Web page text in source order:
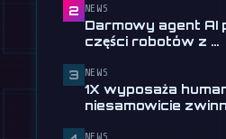
📰1X wyposaża
niesamowicie
24 lipca
🎬EngineAI T800:
Terminator trafia
24 lipca
2 NEWS
Darmowy agent AI
części robotów z …
3 NEWS
1X wyposaża
niesamowicie
NEWS